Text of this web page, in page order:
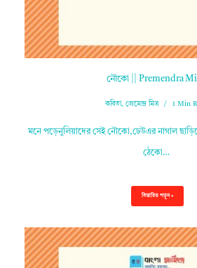
নৌকো || Premendra
কবিতা, প্রেমেন্দ্র মিত্র 1 Min
মনে পড়েনুলিয়াদের সেই নৌকো,ঢেউএর নাগাল
ঠেকো…
বিস্তারিত পড়ুন »